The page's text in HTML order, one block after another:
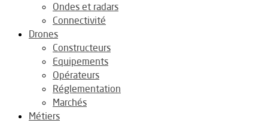
Ondes et radars
Connectivité
Drones
Constructeurs
Equipements
Opérateurs
Réglementation
Marchés
Métiers